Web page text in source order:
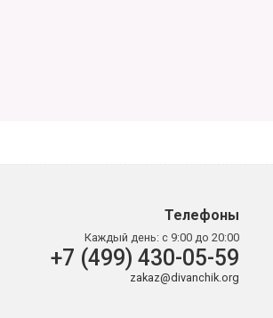
Телефоны
Каждый день: с 9:00 до 20:00
+7 (499) 430-05-59
zakaz@divanchik.org